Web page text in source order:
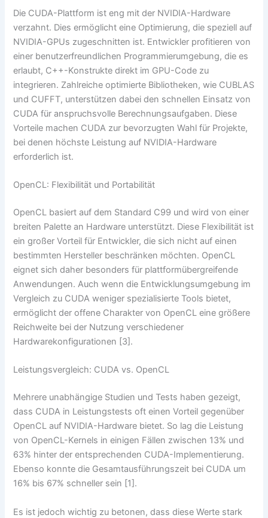
Die CUDA-Plattform ist eng mit der NVIDIA-Hardware
verzahnt. Dies ermöglicht eine Optimierung, die speziell auf
NVIDIA-GPUs zugeschnitten ist. Entwickler profitieren von
einer benutzerfreundlichen Programmierumgebung, die es
erlaubt, C++-Konstrukte direkt im GPU-Code zu
integrieren. Zahlreiche optimierte Bibliotheken, wie CUBLAS
und CUFFT, unterstützen dabei den schnellen Einsatz von
CUDA für anspruchsvolle Berechnungsaufgaben. Diese
Vorteile machen CUDA zur bevorzugten Wahl für Projekte,
bei denen höchste Leistung auf NVIDIA-Hardware
erforderlich ist.
OpenCL: Flexibilität und Portabilität
OpenCL basiert auf dem Standard C99 und wird von einer
breiten Palette an Hardware unterstützt. Diese Flexibilität ist
ein großer Vorteil für Entwickler, die sich nicht auf einen
bestimmten Hersteller beschränken möchten. OpenCL
eignet sich daher besonders für plattformübergreifende
Anwendungen. Auch wenn die Entwicklungsumgebung im
Vergleich zu CUDA weniger spezialisierte Tools bietet,
ermöglicht der offene Charakter von OpenCL eine größere
Reichweite bei der Nutzung verschiedener
Hardwarekonfigurationen [3].
Leistungsvergleich: CUDA vs. OpenCL
Mehrere unabhängige Studien und Tests haben gezeigt,
dass CUDA in Leistungstests oft einen Vorteil gegenüber
OpenCL auf NVIDIA-Hardware bietet. So lag die Leistung
von OpenCL-Kernels in einigen Fällen zwischen 13% und
63% hinter der entsprechenden CUDA-Implementierung.
Ebenso konnte die Gesamtausführungszeit bei CUDA um
16% bis 67% schneller sein [1].
Es ist jedoch wichtig zu betonen, dass diese Werte stark